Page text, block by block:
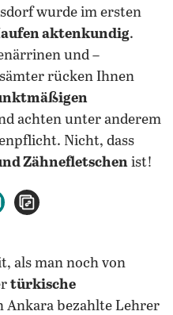
wurde im ersten
aktenkundig.
und –
rücken Ihnen
achten unter anderem
Nicht, dass
Zähnefletschen ist!
teilen
per E-Mail teilen
als man noch von
türkische
Ankara bezahlte Lehrer